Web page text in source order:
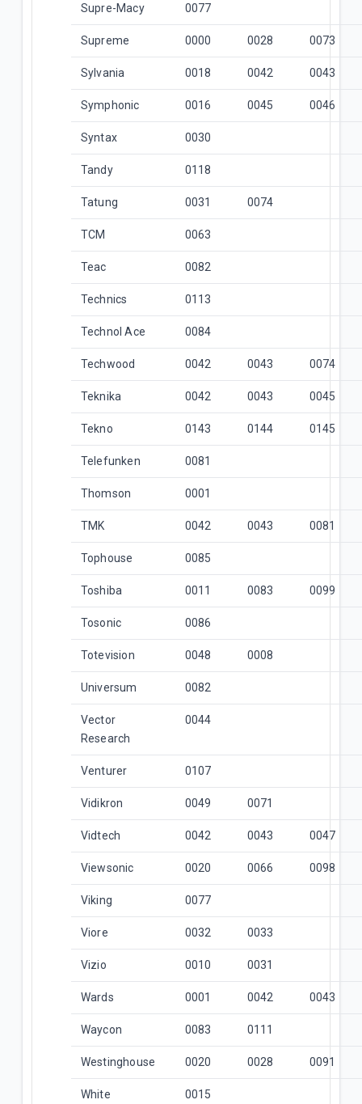
Supre-Macy 0077
Supreme 0000 0028 0073
Sylvania 0018 0042 0043
Symphonic 0016 0045 0046
Syntax 0030
Tandy 0118
Tatung 0031 0074
TCM 0063
Teac 0082
Technics 0113
Technol Ace 0084
Techwood 0042 0043 0074
Teknika 0042 0043 0045
Tekno 0143 0144 0145
Telefunken 0081
Thomson 0001
TMK 0042 0043 0081
Tophouse 0085
Toshiba 0011 0083 0099
Tosonic 0086
Totevision 0048 0008
Universum 0082
Vector
Research
0044
Venturer 0107
Vidikron 0049 0071
Vidtech 0042 0043 0047
Viewsonic 0020 0066 0098
Viking 0077
Viore 0032 0033
Vizio 0010 0031
Wards 0001 0042 0043
Waycon 0083 0111
Westinghouse 0020 0028 0091
White
0015